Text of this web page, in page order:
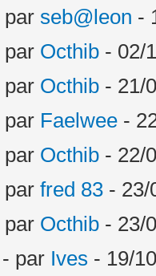
par seb@leon -
par Octhib - 02/
par Octhib - 21/
par Faelwee -
par Octhib - 22/
par fred 83 - 23/
par Octhib - 23/
- par Ives - 19/